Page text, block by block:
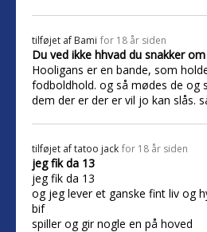
tilføjet af Bami for 18 år siden
Du ved ikke hhvad du snakker
Hooligans er en bande, som
fodboldhold. og så mødes de og
dem der er der er vil jo kan slås.
tilføjet aftatoo jack for 18 år siden
jeg fik da 13
jeg fik da 13
og jeg lever et ganske fint liv og
bif
spiller og gir nogle en på hoved